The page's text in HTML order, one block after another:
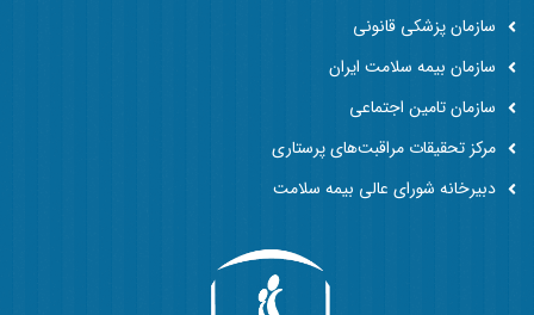
سازمان پزشکی قانونی
سازمان بیمه سلامت ایران
سازمان تامین اجتماعی
مرکز تحقیقات مراقبت‌های پرستاری
دبیرخانه شورای عالی بیمه سلامت